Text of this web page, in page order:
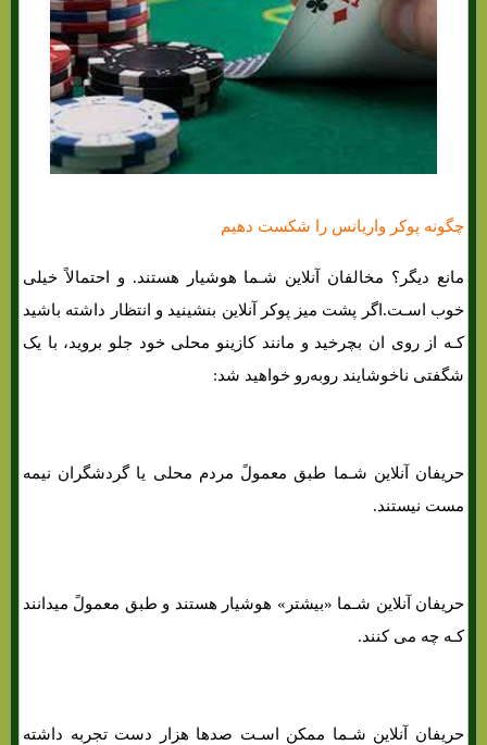
چگونه پوکر واریانس را شکست دهیم
مانع دیگر؟ مخالفان آنلاین شـما هوشیار هستند. و احتمالاً خیلی
خوب اسـت.اگر پشت میز پوکر آنلاین بنشینید و انتظار داشته باشید
کـه از روی ان بچرخید و مانند کازینو محلی خود جلو بروید، با یک
شگفتی ناخوشایند روبه‌رو خواهید شد:
حریفان آنلاین شـما طبق معمولً مردم محلی یا گردشگران نیمه
مست نیستند.
حریفان آنلاین شـما «بیشتر» هوشیار هستند و طبق معمولً میدانند
کـه چه می کنند.
حریفان آنلاین شـما ممکن اسـت صدها هزار دست تجربه داشته